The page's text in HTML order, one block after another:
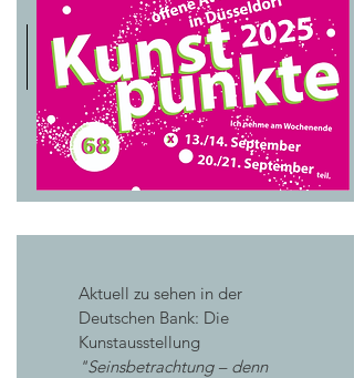
Aktuell zu sehen in der
Deutschen Bank: Die
Kunstausstellung
"Seinsbetrachtung – denn